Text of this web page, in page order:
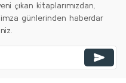
çıkan kitaplarımızdan,
günlerinden haberdar